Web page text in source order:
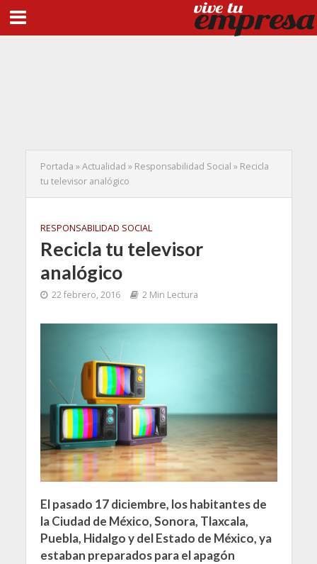
Portada »Actualidad » Responsabilidad Social » Recicla
tu televisor analógico
RESPONSABILIDAD SOCIAL
Recicla tu televisor
analógico
22 febrero, 2016 2 Min Lectura
El pasado 17 diciembre, los habitantes de
la Ciudad de México, Sonora, Tlaxcala,
Puebla, Hidalgo y del Estado de México, ya
estaban preparados para el apagón